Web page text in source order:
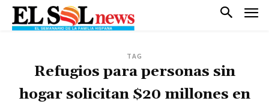
TAG
Refugios para personas sin
hogar solicitan $20 millones en